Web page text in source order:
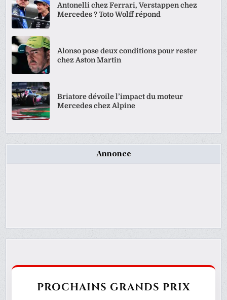
Antonelli chez Ferrari, Verstappen chez
Mercedes ? Toto Wolff répond
Alonso pose deux conditions pour rester
chez Aston Martin
Briatore dévoile l’impact du moteur
Mercedes chez Alpine
Annonce
PROCHAINS GRANDS PRIX